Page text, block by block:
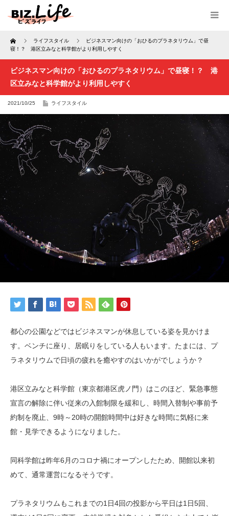
Home ライフスタイル
ビジネスマン向けの「おひるのプラネタリウム」で昼
寝！？ 港区立みなと科学館がより利用しやすく
ビジネスマン向けの「おひるのプラネタリウム」で昼寝！？ 港
区立みなと科学館がより利用しやすく
2021/10/25 ライフスタイル
都心の公園などではビジネスマンが休息している姿を見かけま
す。ベンチに座り、居眠りをしている人もいます。たまには、プ
ラネタリウムで日頃の疲れを癒やすのはいかがでしょうか？
港区立みなと科学館（東京都港区虎ノ門）はこのほど、緊急事態
宣言の解除に伴い従来の入館制限を緩和し、時間入替制や事前予
約制を廃止、9時～20時の開館時間中は好きな時間に気軽に来
館・見学できるようになりました。
同科学館は昨年6月のコロナ禍にオープンしたため、開館以来初
めて、通常運営になるそうです。
プラネタリウムもこれまでの1日4回の投影から平日は1日5回、